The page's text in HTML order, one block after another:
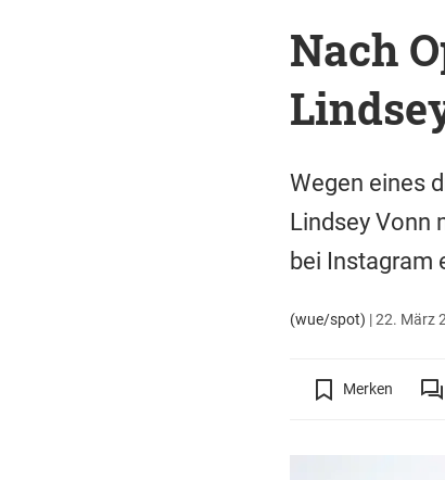
Nach
Wegen eines
Lindsey Vonn
bei Instagram
(wue/spot) |22. März
Merken